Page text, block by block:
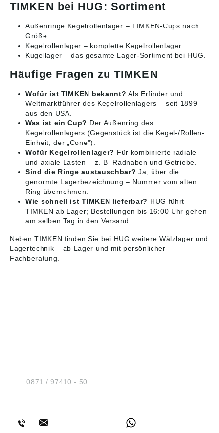
TIMKEN bei HUG: Sortiment
Außenringe Kegelrollenlager – TIMKEN-Cups nach
Größe.
Kegelrollenlager – komplette Kegelrollenlager.
Kugellager – das gesamte Lager-Sortiment bei HUG.
Häufige Fragen zu TIMKEN
Wofür ist TIMKEN bekannt? Als Erfinder und
Weltmarktführer des Kegelrollenlagers – seit 1899
aus den USA.
Was ist ein Cup? Der Außenring des
Kegelrollenlagers (Gegenstück ist die Kegel-/Rollen-
Einheit, der „Cone").
Wofür Kegelrollenlager? Für kombinierte radiale
und axiale Lasten – z. B. Radnaben und Getriebe.
Sind die Ringe austauschbar? Ja, über die
genormte Lagerbezeichnung – Nummer vom alten
Ring übernehmen.
Wie schnell ist TIMKEN lieferbar? HUG führt
TIMKEN ab Lager; Bestellungen bis 16:00 Uhr gehen
am selben Tag in den Versand.
Neben TIMKEN finden Sie bei HUG weitereWälzlager und
Lagertechnik – ab Lager und mit persönlicher
Fachberatung.
Tel.:0871 / 97410 - 50